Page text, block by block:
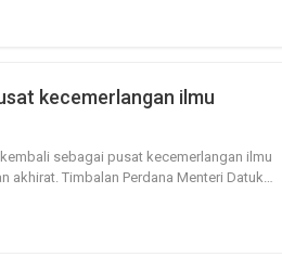
kecemerlangan ilmu
sebagai pusat kecemerlangan ilmu
akhirat. Timbalan Perdana Menteri Datuk…